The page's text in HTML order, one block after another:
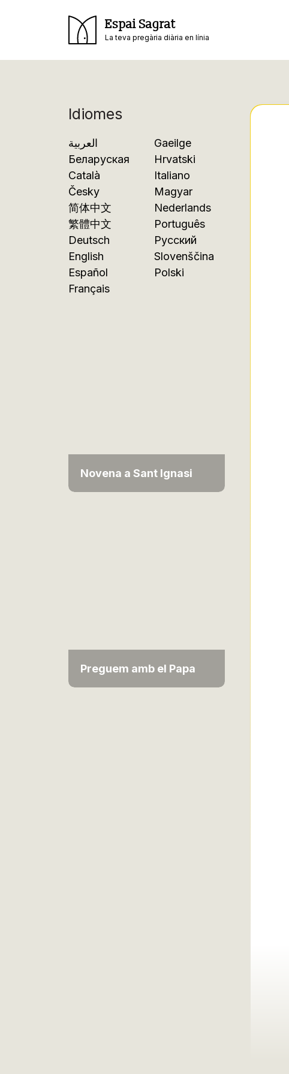
Espai Sagrat
La teva pregària diària en línia
Idiomes
العربية
Беларуская
Català
Česky
简体中文
繁體中文
Deutsch
English
Español
Français
Gaeilge
Hrvatski
Italiano
Magyar
Nederlands
Português
Русский
Slovenščina
Polski
Novena a Sant Ignasi
Preguem amb el Papa